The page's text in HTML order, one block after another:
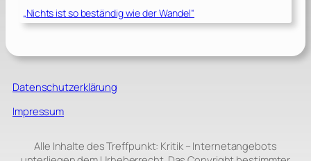
„Nichts ist so beständig wie der Wandel“
Datenschutzerklärung
Impressum
Alle Inhalte des Treffpunkt: Kritik – Internetangebots